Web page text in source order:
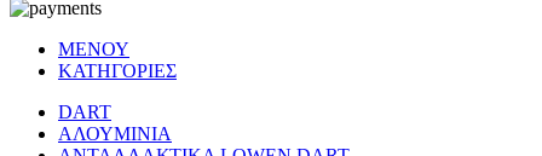
ΜΕΝΟΥ
ΚΑΤΗΓΟΡΙΕΣ
DART
ΑΛΟΥΜΙΝΙΑ